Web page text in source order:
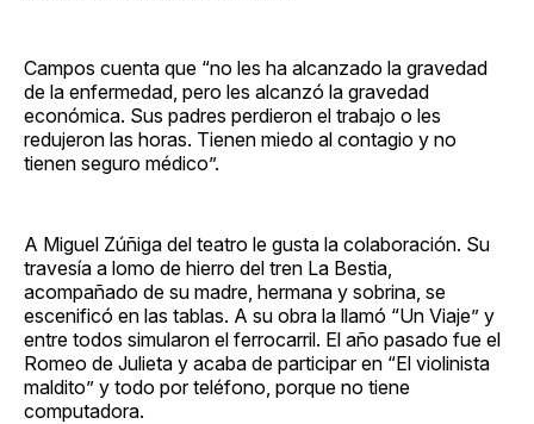
Campos cuenta que “no les ha alcanzado la gravedad
de la enfermedad, pero les alcanzó la gravedad
económica. Sus padres perdieron el trabajo o les
redujeron las horas. Tienen miedo al contagio y no
tienen seguro médico”.
A Miguel Zúñiga del teatro le gusta la colaboración. Su
travesía a lomo de hierro del tren La Bestia,
acompañado de su madre, hermana y sobrina, se
escenificó en las tablas. A su obra la llamó “Un Viaje” y
entre todos simularon el ferrocarril. El año pasado fue el
Romeo de Julieta y acaba de participar en “El violinista
maldito” y todo por teléfono, porque no tiene
computadora.